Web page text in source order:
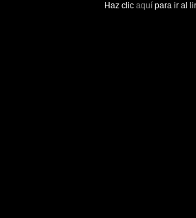
Haz clic aquí para ir al